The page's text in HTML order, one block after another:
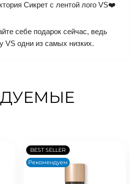
Сикрет с лентой лого VS❤️
себе подарок сейчас, ведь
VS одни из самых низких.
BEST SELLER
Рекомендуем